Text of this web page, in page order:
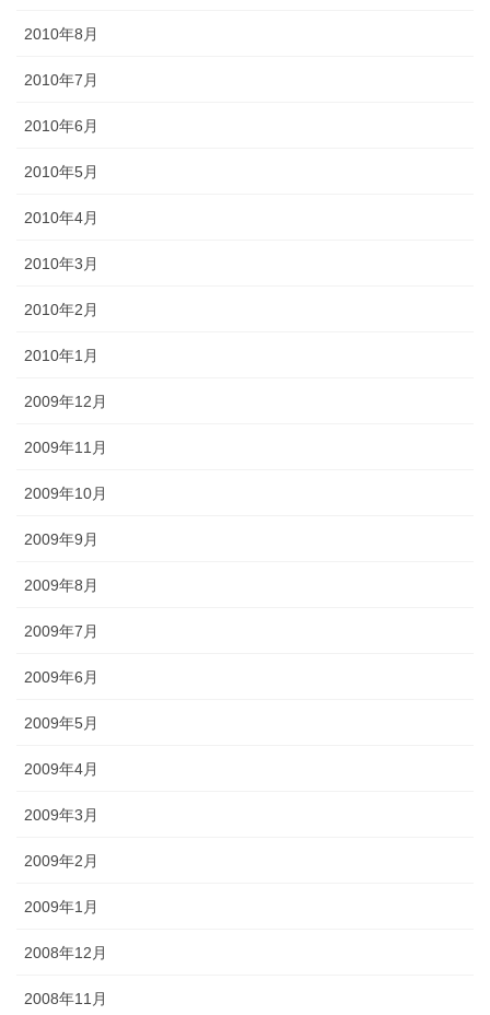
2010年8月
2010年7月
2010年6月
2010年5月
2010年4月
2010年3月
2010年2月
2010年1月
2009年12月
2009年11月
2009年10月
2009年9月
2009年8月
2009年7月
2009年6月
2009年5月
2009年4月
2009年3月
2009年2月
2009年1月
2008年12月
2008年11月